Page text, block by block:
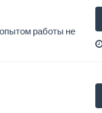
работы не